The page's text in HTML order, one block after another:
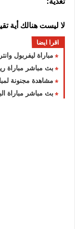
لا ليست هنالك أية
اقرا ايضا
مباراة ليفربول وانتر
بث مباشر مباراة
مشاهدة مجنونة
بث مباشر مباراة